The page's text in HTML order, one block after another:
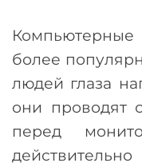
более
людей глаза
они проводят
перед